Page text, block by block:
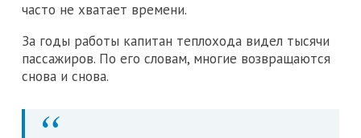
часто не хватает времени.
За годы работы капитан теплохода видел тысячи
пассажиров. По его словам, многие возвращаются
снова и снова.